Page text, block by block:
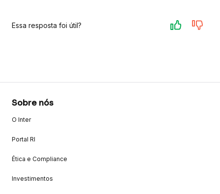
Essa resposta foi útil?
Sobre nós
O Inter
Portal RI
Ética e Compliance
Investimentos